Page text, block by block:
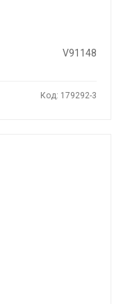
V91148
Код: 179292-3